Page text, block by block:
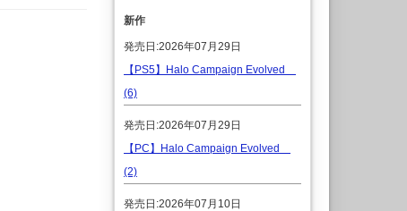
新作
発売日:2026年07月29日
【PS5】Halo Campaign Evolved
(6)
発売日:2026年07月29日
【PC】Halo Campaign Evolved
(2)
発売日:2026年07月10日